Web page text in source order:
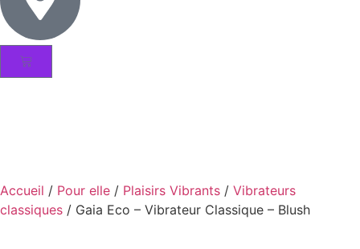
Accueil / Pour elle / Plaisirs Vibrants / Vibrateurs
classiques / Gaia Eco – Vibrateur Classique – Blush